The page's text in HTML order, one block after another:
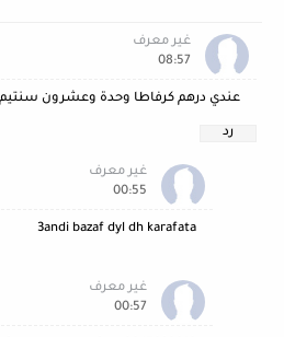
غير معرف
08:57
عندي درهم كرفاطا وحدة وعشرون
رد
غير معرف
00:55
3andi bazaf dyl dh karafata
غير معرف
00:57